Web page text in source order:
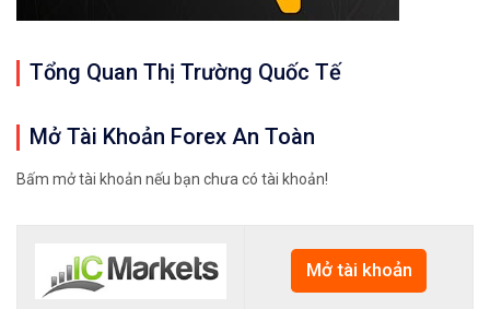
Tổng Quan Thị Trường Quốc Tế
Mở Tài Khoản Forex An Toàn
Bấm mở tài khoản nếu bạn chưa có tài khoản!
Mở tài khoản